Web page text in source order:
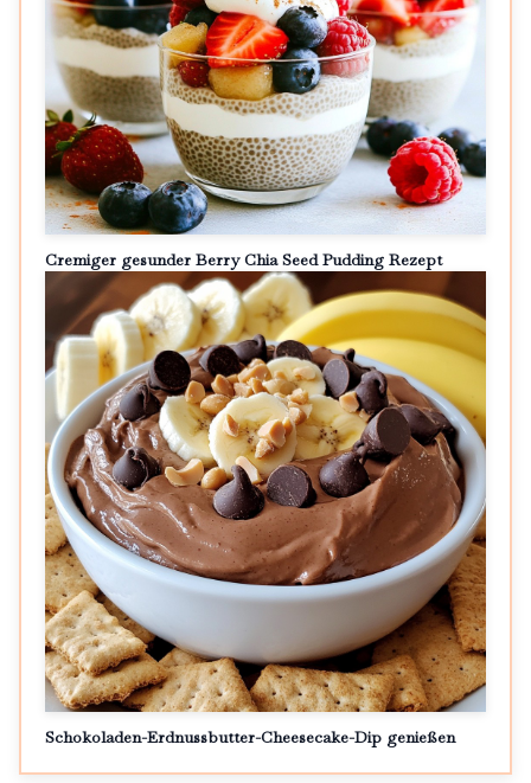
Cremiger gesunder Berry Chia Seed Pudding Rezept
Schokoladen-Erdnussbutter-Cheesecake-Dip genießen